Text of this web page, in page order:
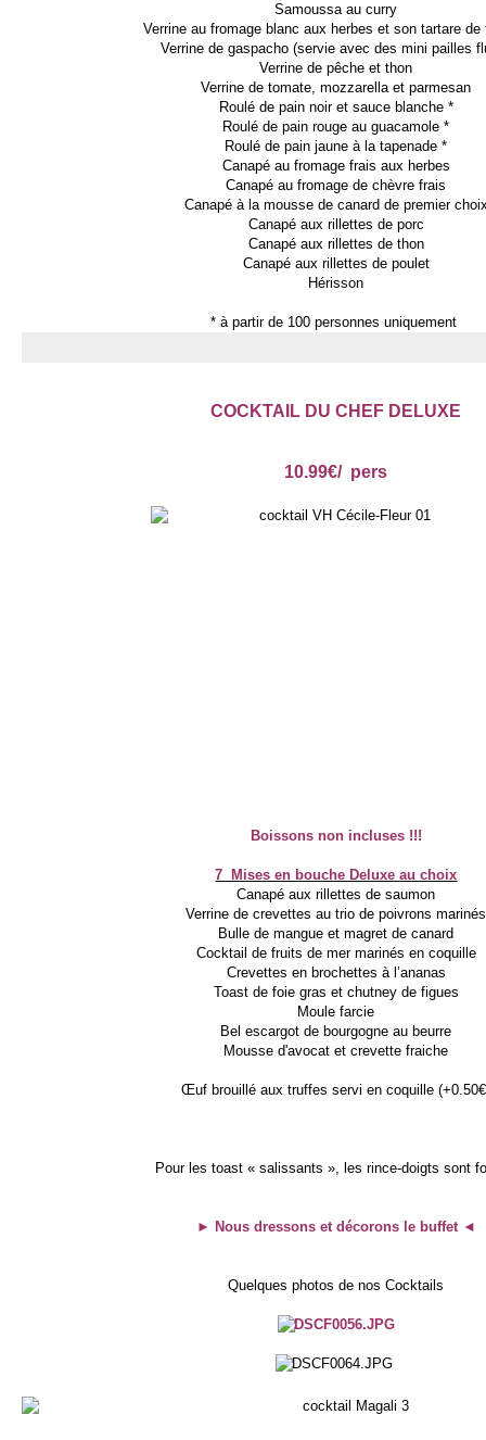
Samoussa au curry
Verrine au fromage blanc aux herbes et son tartare de
Verrine de gaspacho (servie avec des mini pailles
Verrine de pêche et thon
Verrine de tomate, mozzarella et parmesan
Roulé de pain noir et sauce blanche *
Roulé de pain rouge au guacamole *
Roulé de pain jaune à la tapenade *
Canapé au fromage frais aux herbes
Canapé au fromage de chèvre frais
Canapé à la mousse de canard de premier
Canapé aux rillettes de porc
Canapé aux rillettes de thon
Canapé aux rillettes de poulet
Hérisson
* à partir de 100 personnes uniquement
COCKTAIL DU CHEF DELUXE
10.99€/ pers
Boissons non incluses !!!
7 Mises en bouche Deluxe au choix
Canapé aux rillettes de saumon
Verrine de crevettes au trio de poivrons marinés
Bulle de mangue et magret de canard
Cocktail de fruits de mer marinés en coquille
Crevettes en brochettes à l’ananas
Toast de foie gras et chutney de figues
Moule farcie
Bel escargot de bourgogne au beurre
Mousse d'avocat et crevette fraiche
Œuf brouillé aux truffes servi en coquille
Pour les toast « salissants », les rince-doigts sont
► Nous dressons et décorons le buffet ◄
Quelques photos de nos Cocktails